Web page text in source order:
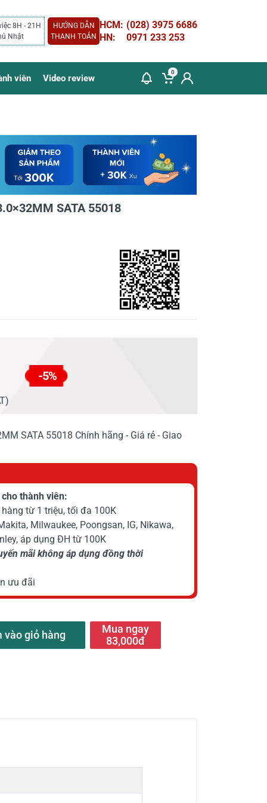
8H - 21H
Nhật
HƯỚNG DẪN
THANH TOÁN
HCM: (028) 3975 6686
HN:
0971 233 253
viên Video review
0
SATA 55018
-5%
SATA 55018 Chính hãng - Giá rẻ - Giao
thành viên:
từ 1 triệu, tối đa 100K
Milwaukee, Poongsan, IG, Nikawa,
áp dụng ĐH từ 100K
mãi không áp dụng đồng thời
ưu đãi
vào giỏ hàng
Mua ngay
83,000đ